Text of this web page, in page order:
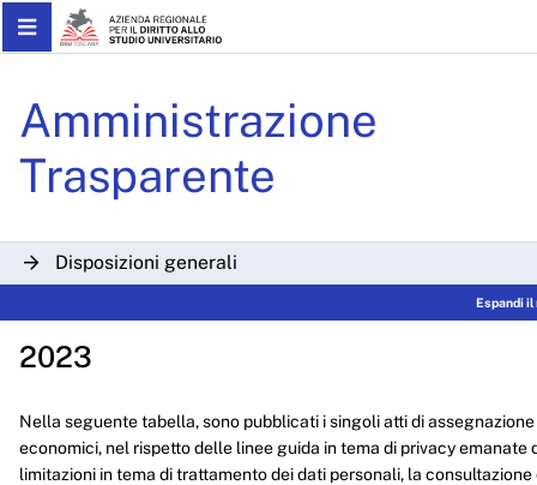
Skip to Main Content
Amministrazione
Trasparente
Disposizioni generali
Consulenti e collaboratori
Personale
Bandi di concorso
Espandi il
2023
Nella seguente tabella, sono pubblicati i singoli atti di
economici, nel rispetto delle linee guida in tema di privacy
limitazioni in tema di trattamento dei dati personali, la